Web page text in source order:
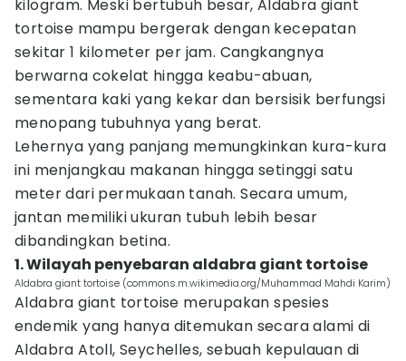
kilogram. Meski bertubuh besar, Aldabra giant
tortoise mampu bergerak dengan kecepatan
sekitar 1 kilometer per jam. Cangkangnya
berwarna cokelat hingga keabu-abuan,
sementara kaki yang kekar dan bersisik berfungsi
menopang tubuhnya yang berat.
Lehernya yang panjang memungkinkan kura-kura
ini menjangkau makanan hingga setinggi satu
meter dari permukaan tanah. Secara umum,
jantan memiliki ukuran tubuh lebih besar
dibandingkan betina.
1. Wilayah penyebaran aldabra giant tortoise
Aldabra giant tortoise (commons.m.wikimedia.org/Muhammad Mahdi Karim)
Aldabra giant tortoise merupakan spesies
endemik yang hanya ditemukan secara alami di
Aldabra Atoll, Seychelles, sebuah kepulauan di